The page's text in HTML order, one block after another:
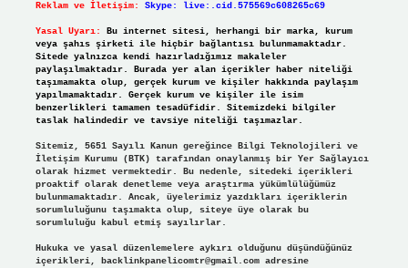
Reklam ve İletişim: Skype: live:.cid.575569c608265c69
Yasal Uyarı:
Bu internet sitesi, herhangi bir marka, kurum
veya şahıs şirketi ile hiçbir bağlantısı bulunmamaktadır.
Sitede yalnızca kendi hazırladığımız makaleler
paylaşılmaktadır. Burada yer alan içerikler haber niteliği
taşımamakta olup, gerçek kurum ve kişiler hakkında paylaşım
yapılmamaktadır. Gerçek kurum ve kişiler ile isim
benzerlikleri tamamen tesadüfidir. Sitemizdeki bilgiler
taslak halindedir ve tavsiye niteliği taşımazlar.
Sitemiz, 5651 Sayılı Kanun gereğince Bilgi Teknolojileri ve
İletişim Kurumu (BTK) tarafından onaylanmış bir Yer Sağlayıcı
olarak hizmet vermektedir. Bu nedenle, sitedeki içerikleri
proaktif olarak denetleme veya araştırma yükümlülüğümüz
bulunmamaktadır. Ancak, üyelerimiz yazdıkları içeriklerin
sorumluluğunu taşımakta olup, siteye üye olarak bu
sorumluluğu kabul etmiş sayılırlar.
Hukuka ve yasal düzenlemelere aykırı olduğunu düşündüğünüz
içerikleri, backlinkpanelicomtr@gmail.comadresine